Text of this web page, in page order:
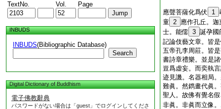
TextNo. Vol. Page
INBUDS
INBUDS(Bibliographic Database)
Search
Digital Dictionary of Buddhism
電子佛教辭典
パスワードがない場合は「guest」でログインしてくださ
應聲菩薩化爲伏 1
童 2 應作孔丘。
士。能儒 3 誕孕國
記論伎藝文章。皆
五帝孔李周莊。皆
書詩章禮樂。並是
豈爲虚妄。而奕執
迹見譏。名器相局
難眞。然鐫畫代眞
聖人。故佛有覺名
非眞。非眞而立像